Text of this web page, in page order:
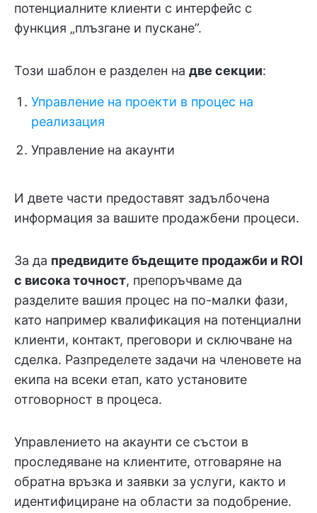
потенциалните клиенти с интерфейс с
функция „плъзгане и пускане”.
Този шаблон е разделен на две секции:
Управление на проекти в процес на
реализация
Управление на акаунти
И двете части предоставят задълбочена
информация за вашите продажбени процеси.
За да предвидите бъдещите продажби и ROI
с висока точност, препоръчваме да
разделите вашия процес на по-малки фази,
като например квалификация на потенциални
клиенти, контакт, преговори и сключване на
сделка. Разпределете задачи на членовете на
екипа на всеки етап, като установите
отговорност в процеса.
Управлението на акаунти се състои в
проследяване на клиентите, отговаряне на
обратна връзка и заявки за услуги, както и
идентифициране на области за подобрение.